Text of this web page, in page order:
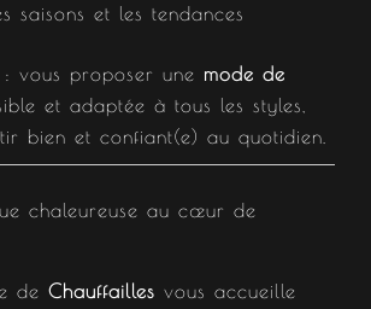
saisons et les tendances
vous proposer une mode de
et adaptée à tous les styles,
bien et confiant(e) au quotidien.
chaleureuse au cœur de
de Chauffailles vous accueille